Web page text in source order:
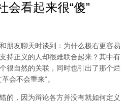
会看起来很“傻”
和朋友聊天时谈到：为什么极右更容易
持正义的人却很难联合起来？其中有
很自然的关联，同时也引出了那个烂
会不会重来”。
的，因为辩论各方并没有就如何定义